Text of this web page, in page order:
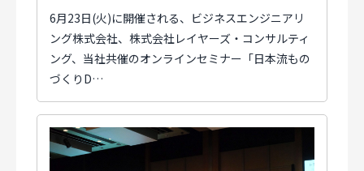
6月23日(火)に開催される、ビジネスエンジニアリ
ング株式会社、株式会社レイヤーズ・コンサルティ
ング、当社共催のオンラインセミナー「日本流もの
づくりD…